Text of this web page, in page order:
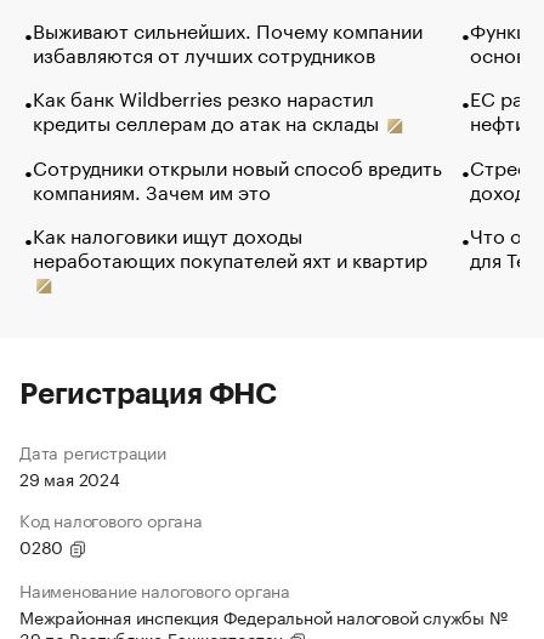
Выживают сильнейших. Почему компании
избавляются от лучших сотрудников
Как банк Wildberries резко нарастил
кредиты селлерам до атак на склады
Сотрудники открыли новый способ вредить
компаниям. Зачем им это
Как налоговики ищут доходы
неработающих покупателей яхт и квартир
основ
ЕС
нефти
Что
для
Регистрация ФНС
Дата регистрации
29 мая 2024
Код налогового органа
0280
Наименование налогового органа
Межрайонная инспекция Федеральной налоговой службы №